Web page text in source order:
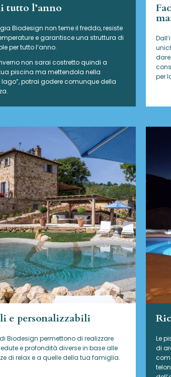
tutto l’anno
Biodesign non teme il freddo, resiste
e garantisce una struttura di
per tutto l’anno.
non sarai costretto quindi a
piscina ma mettendola nella
potrai godere comunque della
per
e personalizzabili
Biodesign permettono di realizzare
e profondità diverse in base alle
di relax e a quelle della tua famiglia.
Le
di